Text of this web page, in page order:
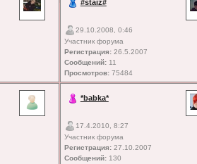
#staiz#
29.10.2008, 0:46
Участник форума
Регистрация:26.5.2007
Сообщений:11
Просмотров:75484
*babka*
17.4.2010, 8:27
Участник форума
Регистрация:27.10.2007
Сообщений:130